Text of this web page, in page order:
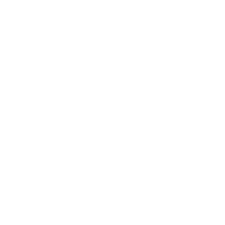
させていただ
了承ください。
き作成されるも
ようお願いしま
です。
ありません。
ず変更すること
1000ppm以下、
下、フタル酸ジブチ
ない年数を意
貨物等」とい
可)を取得する
要な手段を講じ
ムロン制御